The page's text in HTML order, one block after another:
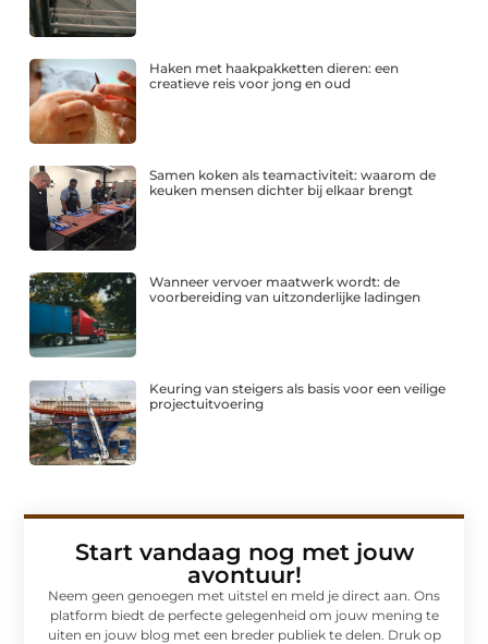
Haken met haakpakketten dieren: een
creatieve reis voor jong en oud
Samen koken als teamactiviteit: waarom de
keuken mensen dichter bij elkaar brengt
Wanneer vervoer maatwerk wordt: de
voorbereiding van uitzonderlijke ladingen
Keuring van steigers als basis voor een veilige
projectuitvoering
Start vandaag nog met jouw
avontuur!
Neem geen genoegen met uitstel en meld je direct aan. Ons
platform biedt de perfecte gelegenheid om jouw mening te
uiten en jouw blog met een breder publiek te delen. Druk op